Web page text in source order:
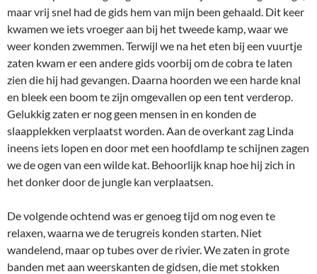
maar vrij snel had de gids hem van mijn been gehaald. Dit keer
kwamen we iets vroeger aan bij het tweede kamp, waar we
weer konden zwemmen. Terwijl we na het eten bij een vuurtje
zaten kwam er een andere gids voorbij om de cobra te laten
zien die hij had gevangen. Daarna hoorden we een harde knal
en bleek een boom te zijn omgevallen op een tent verderop.
Gelukkig zaten er nog geen mensen in en konden de
slaapplekken verplaatst worden. Aan de overkant zag Linda
ineens iets lopen en door met een hoofdlamp te schijnen zagen
we de ogen van een wilde kat. Behoorlijk knap hoe hij zich in
het donker door de jungle kan verplaatsen.
De volgende ochtend was er genoeg tijd om nog even te
relaxen, waarna we de terugreis konden starten. Niet
wandelend, maar op tubes over de rivier. We zaten in grote
banden met aan weerskanten de gidsen, die met stokken